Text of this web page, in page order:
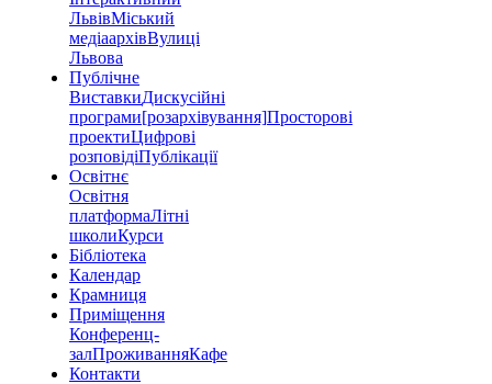
ЛьвівМіський
медіаархівВулиці
Львова
Публічне
ВиставкиДискусійні
програми[розархівування]Просторові
проектиЦифрові
розповідіПублікації
Освітнє
Освітня
платформаЛітні
школиКурси
Бібліотека
Календар
Крамниця
Приміщення
Конференц-
залПроживанняКафе
Контакти